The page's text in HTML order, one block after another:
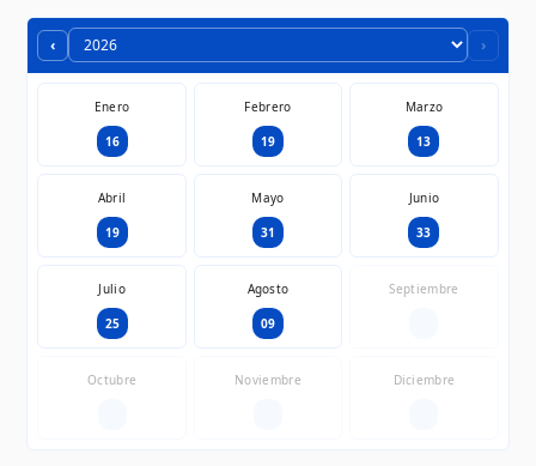
‹ ›
Enero
16
Febrero
19
Marzo
13
Abril
19
Mayo
31
Junio
33
Julio
25
Agosto
09
Septiembre
Octubre Noviembre Diciembre